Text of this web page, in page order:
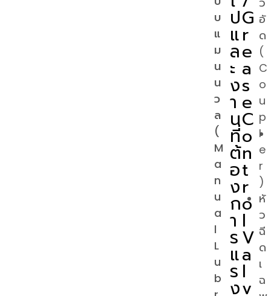
บ
แ
ม
น
น
ว
ล
(
M
a
n
u
a
l
L
u
b
ป
แ
ล
ะ
ง
า
น
ที่
ต้
อ
ง
ก
า
ร
แ
ร
ง
G
r
e
a
s
e
C
o
n
t
r
o
l
V
a
l
v
อั
ด
(
C
o
u
p
l
e
r
)
หั
ว
ฉี
ด
เ
ฉ